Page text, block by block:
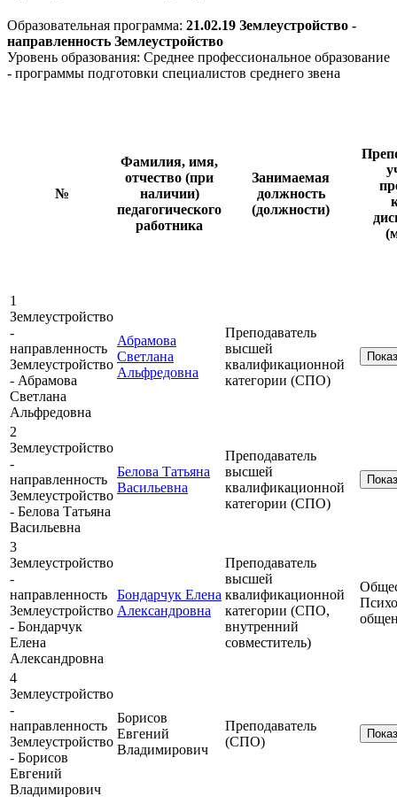
Образовательная программа: 21.02.19 Землеустройство -
направленность Землеустройство
Уровень образования: Среднее профессиональное образование
- программы подготовки специалистов среднего звена
№
Фамилия, имя,
отчество (при
наличии)
педагогического
работника
Занимаемая
должность
(должности)
1
Землеустройство
-
направленность
Землеустройство
- Абрамова
Светлана
Альфредовна
Абрамова
Светлана
Альфредовна
Преподаватель
высшей
квалификационной
категории (СПО)
2
Землеустройство
-
направленность
Землеустройство
- Белова Татьяна
Васильевна
Белова Татьяна
Васильевна
Преподаватель
высшей
квалификационной
категории (СПО)
3
Землеустройство
-
направленность
Землеустройство
- Бондарчук
Елена
Александровна
Бондарчук Елена
Александровна
Преподаватель
высшей
квалификационной
категории (СПО,
внутренний
совместитель)
4
Землеустройство
-
направленность
Землеустройство
- Борисов
Евгений
Владимирович
Борисов
Евгений
Владимирович
Преподаватель
(СПО)